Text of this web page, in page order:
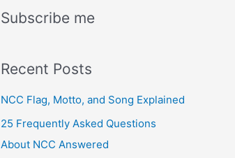
Subscribe me
Recent Posts
NCC Flag, Motto, and Song Explained
25 Frequently Asked Questions
About NCC Answered